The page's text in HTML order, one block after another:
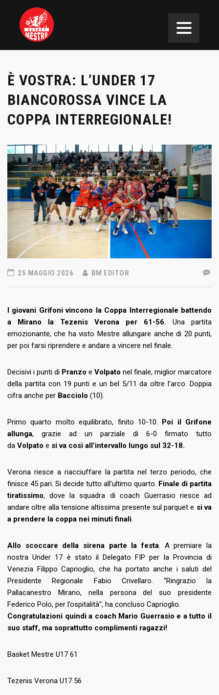
È VOSTRA: L’UNDER 17
BIANCOROSSA VINCE LA
COPPA INTERREGIONALE!
25 MAGGIO 2026 BM EDITOR
I giovani Grifonivincono la Coppa Interregionale battendo
a Mirano la Tezenis Verona per 61-56. Una partita
emozionante, che ha visto Mestre allungare anche di 20 punti,
per poi farsi riprendere e andare a vincere nel finale.
Decisivi i punti di Pranzo e Volpato nel finale, miglior marcatore
della partita con 19 punti e un bel 5/11 da oltre l’arco. Doppia
cifra anche per Bacciolo (10).
Primo quarto molto equilibrato, finito 10-10. Poi il Grifone
allunga, grazie ad un parziale di 6-0 firmato tutto
da Volpato e si va così all’intervallo lungo sul 32-18.
Verona riesce a riacciuffare la partita nel terzo periodo, che
finisce 45 pari. Si decide tutto all’ultimo quarto. Finale di partita
tiratissimo, dove la squadra di coach Guerrasio riesce ad
andare oltre alla tensione altissima presente sul parquet e si va
a prendere la coppa nei minuti finali.
Allo scoccare della sirena parte la festa. A premiare la
nostra Under 17 è stato il Delegato FIP per la Provincia di
Venezia Filippo Caprioglio, che ha portato anche i saluti del
Presidente Regionale Fabio Crivellaro. “Ringrazio la
Pallacanestro Mirano, nella persona del suo presidente
Federico Polo, per l’ospitalità”, ha concluso Caprioglio.
Congratulazioni quindi a coach Mario Guerrasio e a tutto il
suo staff, ma soprattutto complimenti ragazzi!
Basket Mestre U17 61
Tezenis Verona U17 56